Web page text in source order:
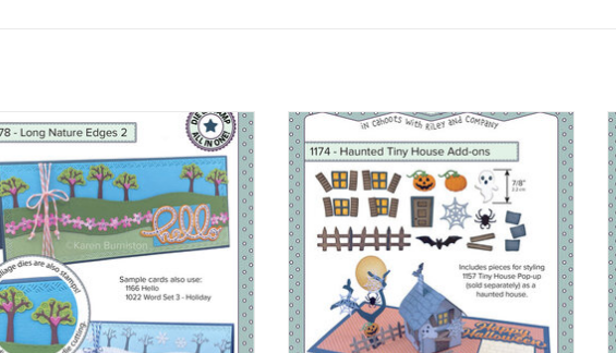
Karen Burniston Karen BurnistonLong
Nature Edges 2 1178
TOEVOEGEN AAN WINKELWAGEN
Karen Burniston Karen Burniston Haunted
Tiny House Add - Ons 1174
TOEVOEGEN AAN WINKELWAGEN